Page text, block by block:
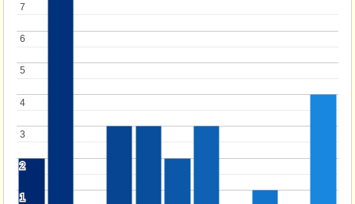
1
1
2
2
3
3
4
4
5
5
6
6
7
7